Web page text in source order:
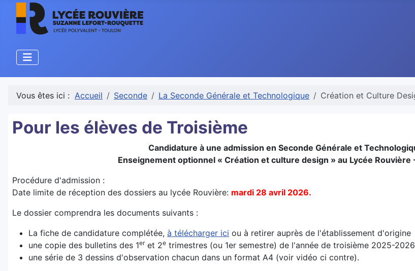
Vous êtes ici : Accueil Seconde La Seconde Générale et Technologique Création et Culture
Pour les élèves de Troisième
Candidature à une admission en Seconde Générale et
Enseignement optionnel « Création et culture design » au Lycée Rouvière
Procédure d'admission :
Date limite de réception des dossiers au lycée Rouvière: mardi 28 avril 2026.
Le dossier comprendra les documents suivants :
La fiche de candidature complétée, à télécharger ici ou à retirer auprès de l'établissement d'origine
une copie des bulletins des 1eret 2e trimestres (ou 1er semestre) de l'année de troisième 2025-
une série de 3 dessins d'observation chacun dans un format A4 (voir vidéo ci contre).